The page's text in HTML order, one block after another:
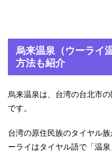
烏来温泉（ウーライ
方法も紹介
烏来温泉は、台湾の台北市
です。
台湾の原住民族のタイヤル
ーライはタイヤル語で「温